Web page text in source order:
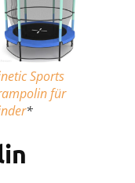
Sports
für
*